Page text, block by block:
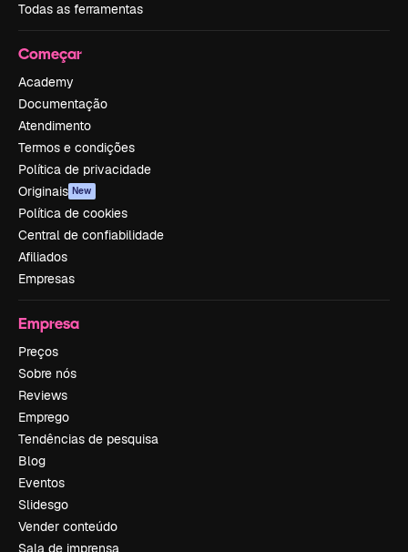
Todas as ferramentas
Começar
Academy
Documentação
Atendimento
Termos e condições
Política de privacidade
Originais New
Política de cookies
Central de confiabilidade
Afiliados
Empresas
Empresa
Preços
Sobre nós
Reviews
Emprego
Tendências de pesquisa
Blog
Eventos
Slidesgo
Vender conteúdo
Sala de imprensa